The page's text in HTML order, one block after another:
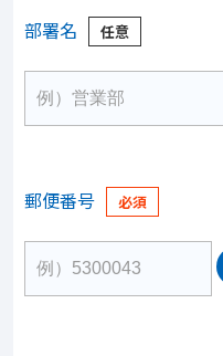
部署名
郵便番号